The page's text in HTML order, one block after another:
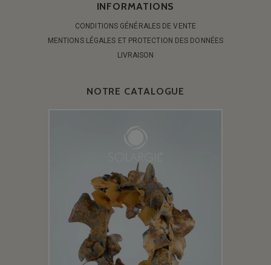
INFORMATIONS
CONDITIONS GÉNÉRALES DE VENTE
MENTIONS LÉGALES ET PROTECTION DES DONNÉES
LIVRAISON
NOTRE CATALOGUE